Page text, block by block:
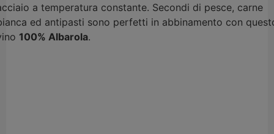
a temperatura constante. Secondi di pesce, carne
ed antipasti sono perfetti in abbinamento con
100% Albarola.